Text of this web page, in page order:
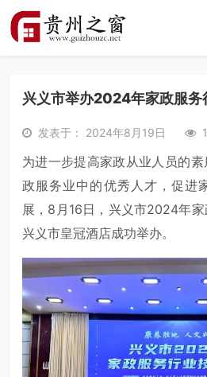
兴义市举办2024年家政服务
发表于： 2024年8月19日
为进一步提高家政从业人员的
政服务业中的优秀人才，促进
展，8月16日，兴义市2024年
兴义市皇冠酒店成功举办。